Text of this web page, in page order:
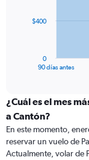
The
categories.
Range:
categories.
The
90 días antes
0
$400
¿Cuál es el mes
a Cantón?
En este momento,
reservar un vuelo de
Actualmente, volar de